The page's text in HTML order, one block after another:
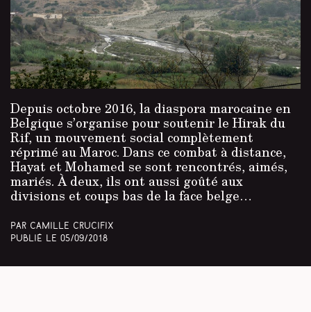
Depuis octobre 2016, la diaspora marocaine en
Belgique s’organise pour soutenir le Hirak du
Rif, un mouvement social complètement
réprimé au Maroc. Dans ce combat à distance,
Hayat et Mohamed se sont rencontrés, aimés,
mariés. À deux, ils ont aussi goûté aux
divisions et coups bas de la face belge…
Par Camille Crucifix
Publié le 05/09/2018